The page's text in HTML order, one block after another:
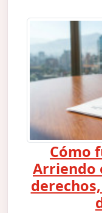
Cómo
Arriendo